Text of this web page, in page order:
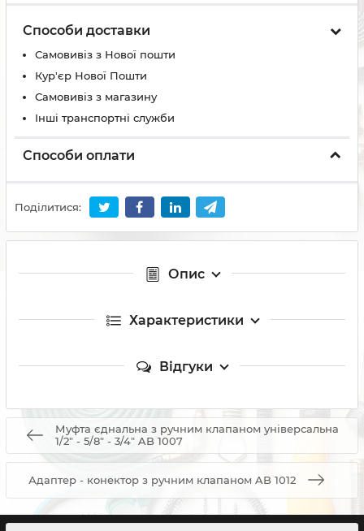
Способи доставки
Самовивіз з Нової пошти
Кур'єр Нової Пошти
Самовивіз з магазину
Інші транспортні служби
Способи оплати
Поділитися:
Опис
Характеристики
Відгуки
Муфта єднальна з ручним клапаном універсальна
1/2" - 5/8" - 3/4" AB 1007
Адаптер - конектор з ручним клапаном AB 1012